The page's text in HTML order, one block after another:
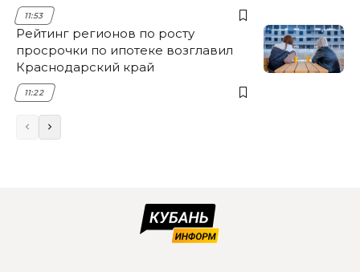
11:53
Рейтинг регионов по росту
просрочки по ипотеке возглавил
Краснодарский край
11:22